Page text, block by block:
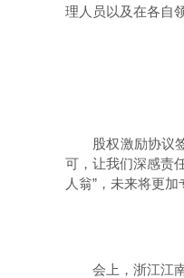
理人员以及在各自
股权激励协议签
可，让我们深感责
人翁”，未来将更
会上，浙江江南